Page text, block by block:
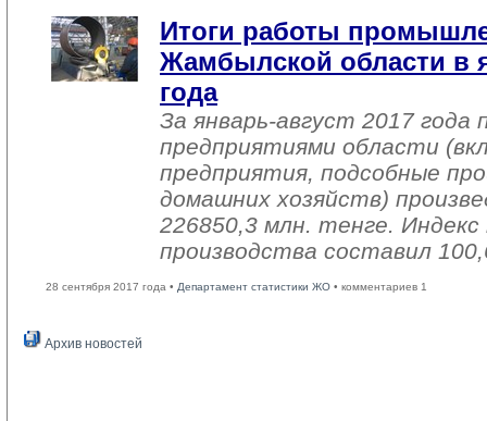
Итоги работы
Жамбылской области в
года
За январь-август 2017
предприятиями области
предприятия, подсобные
домашних хозяйств)
226850,3 млн. тенге.
производства составил
28 сентября 2017 года • Департамент статистики ЖО • комментариев 1
Архив новостей